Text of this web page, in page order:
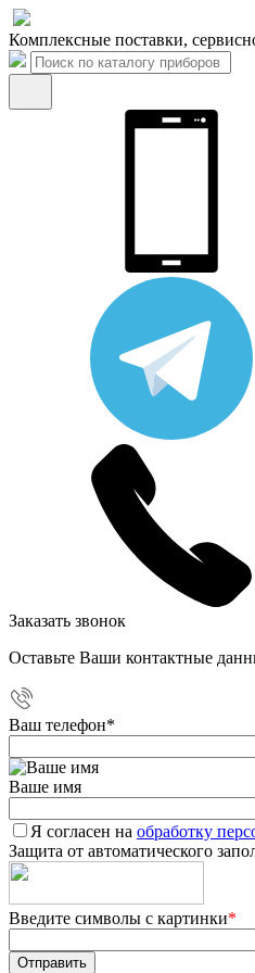
Комплексные поставки,
Заказать звонок
Оставьте Ваши контактные
Ваш телефон*
Ваше имя
Я согласен на обработку
Защита от автоматического
Введите символы с картинки*